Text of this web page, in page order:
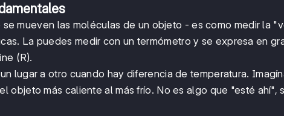
mueven las moléculas de un objeto - es como medir la
La puedes medir con un termómetro y se expresa en
(R).
lugar a otro cuando hay diferencia de temperatura.
objeto más caliente al más frío. No es algo que "esté ahí",